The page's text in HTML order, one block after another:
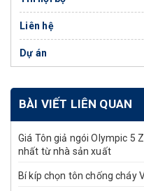
Liên hệ
Dự án
BÀI VIẾT LIÊN QUAN
Giá Tôn giả ngói Olympic 5
nhất từ nhà sản xuất
Bí kíp chọn tôn chống cháy